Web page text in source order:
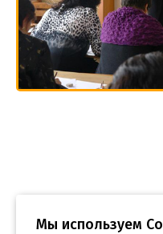
Мы используем